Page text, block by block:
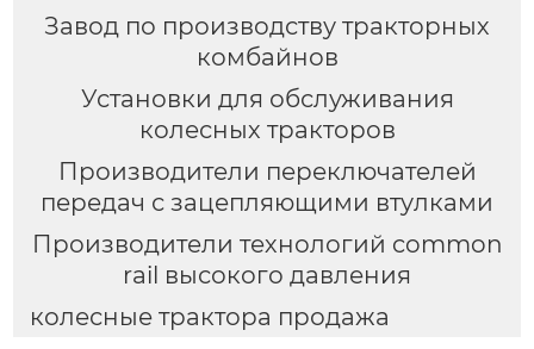
Завод по производству тракторных
комбайнов
Установки для обслуживания
колесных тракторов
Производители переключателей
передач с зацепляющими втулками
Производители технологий common
rail высокого давления
колесные трактора продажа